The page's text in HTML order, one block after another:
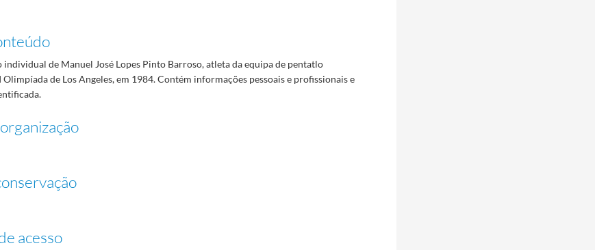
individual de Manuel José Lopes Pinto Barroso, atleta da equipa de pentatlo
Olimpíada de Los Angeles, em 1984. Contém informações pessoais e profissionais e
acesso